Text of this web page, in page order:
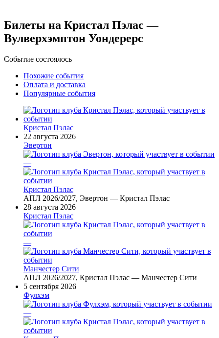
Билеты на Кристал Пэлас —
Вулверхэмптон Уондерерс
Событие состоялось
Похожие события
Оплата и доставка
Популярные события
Кристал Пэлас
22 августа 2026
Эвертон
—
Кристал Пэлас
АПЛ 2026/2027, Эвертон — Кристал Пэлас
28 августа 2026
Кристал Пэлас
—
Манчестер Сити
АПЛ 2026/2027, Кристал Пэлас — Манчестер Сити
5 сентября 2026
Фулхэм
—